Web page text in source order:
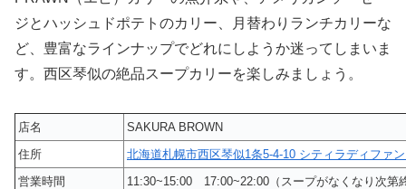
ジとハッシュドポテトのカリー、月替わりランチカリーな
ど、豊富なラインナップでどれにしようか迷ってしまいま
す。西区琴似の絶品スープカリーを楽しみましょう。
店名
SAKURA BROWN
住所
北海道札幌市西区琴似1条5-4-10 シティラディファ
営業時間
11:30~15:00 17:00~22:00（スープがなくなり次第